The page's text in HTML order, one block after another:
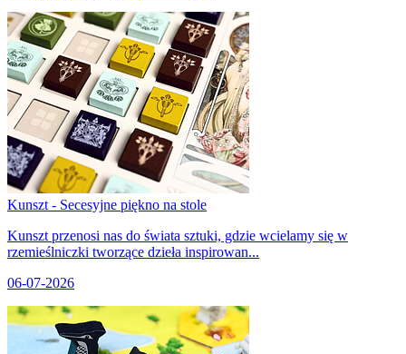
Kunszt - Secesyjne piękno na stole
Kunszt przenosi nas do świata sztuki, gdzie wcielamy się w
rzemieślniczki tworzące dzieła inspirowan...
06-07-2026